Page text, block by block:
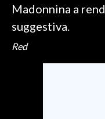
SARDEGNA TURISMO
SARDI NEL MONDO
Madonnina a
suggestiva.
Red